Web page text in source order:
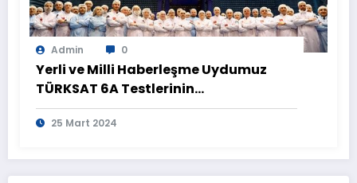
Admin 0
Yerli ve Milli Haberleşme Uydumuz
TÜRKSAT 6A Testlerinin
Tamamlanmasının Ardından
Görüntülendi
25 Mart 2024